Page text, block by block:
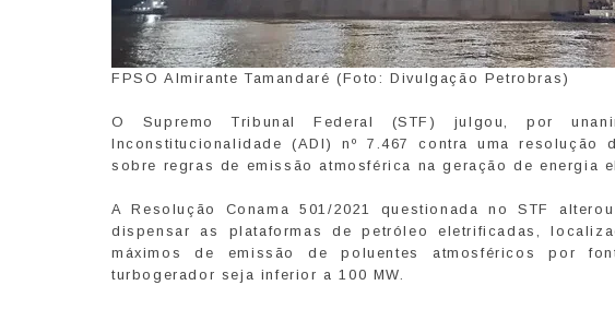
FPSO Almirante Tamandaré (Foto: Divulgação Petrobras)
O Supremo Tribunal Federal (STF) julgou, por
Inconstitucionalidade (ADI) nº 7.467 contra uma resolução
sobre regras de emissão atmosférica na geração de energia
A Resolução Conama 501/2021 questionada no STF
dispensar as plataformas de petróleo eletrificadas,
máximos de emissão de poluentes atmosféricos por
turbogerador seja inferior a 100 MW.